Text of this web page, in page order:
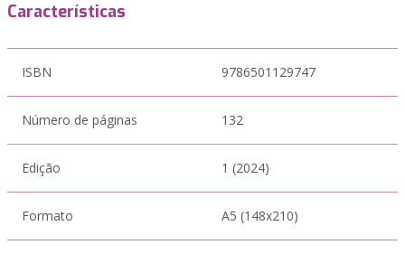
Características
ISBN 9786501129747
Número de páginas 132
Edição 1 (2024)
Formato A5 (148x210)